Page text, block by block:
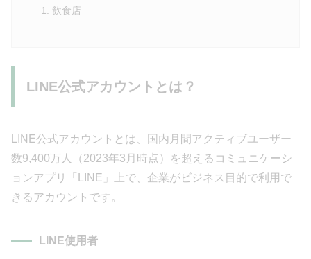
飲食店
LINE公式アカウントとは？
LINE公式アカウントとは、国内月間アクティブユーザー
数9,400万人（2023年3月時点）を超えるコミュニケーシ
ョンアプリ「LINE」上で、企業がビジネス目的で利用で
きるアカウントです。
LINE使用者